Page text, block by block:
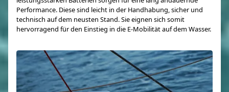
Performance. Diese sind leicht in der Handhabung, sicher und
technisch auf dem neusten Stand. Sie eignen sich somit
hervorragend für den Einstieg in die E-Mobilität auf dem Wasser.